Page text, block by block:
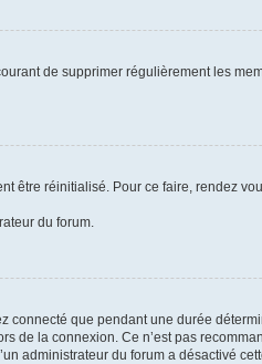
de supprimer régulièrement les
être réinitialisé. Pour ce faire, rendez
du forum.
connecté que pendant une durée
de la connexion. Ce n’est pas
administrateur du forum a désactivé